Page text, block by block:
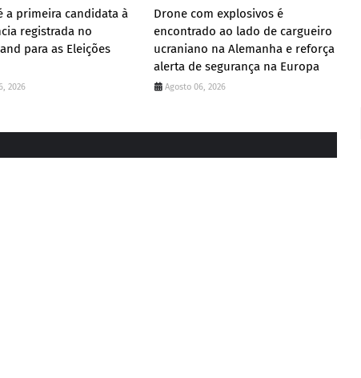
a primeira candidata à
registrada no
para as Eleições
2026
Drone com explosivos é
encontrado ao lado de cargueiro
ucraniano na Alemanha e reforça
alerta de segurança na Europa
Agosto 06, 2026